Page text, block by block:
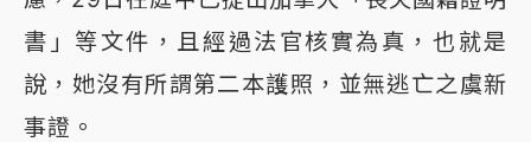
書」等文件，且經過法官核實為真，也就是
說，她沒有所謂第二本護照，並無逃亡之虞新
事證。